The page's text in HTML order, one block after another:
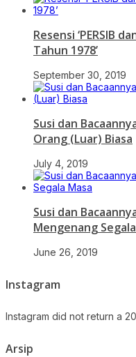
Resensi ‘PERSIB
Tahun 1978’
September 30, 2019
Susi dan
Orang (Luar) Biasa
July 4, 2019
Susi dan
Mengenang
June 26, 2019
Instagram
Instagram did not return a
Arsip